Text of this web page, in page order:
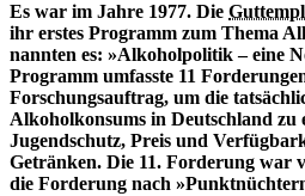
Es war im Jahre 1977. Die
ihr erstes Programm zum Thema
nannten es: »Alkoholpolitik – eine
Programm umfasste 11
Forschungsauftrag, um die
Alkoholkonsums in Deutschland zu
Jugendschutz, Preis und
Getränken. Die 11. Forderung war
die Forderung nach